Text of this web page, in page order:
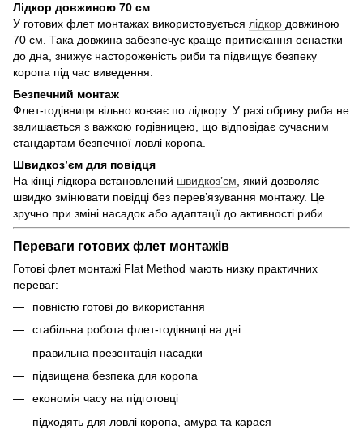
Лідкор довжиною 70 см
У готових флет монтажах використовується лідкор довжиною
70 см. Така довжина забезпечує краще притискання оснастки
до дна, знижує настороженість риби та підвищує безпеку
коропа під час виведення.
Безпечний монтаж
Флет-годівниця вільно ковзає по лідкору. У разі обриву риба не
залишається з важкою годівницею, що відповідає сучасним
стандартам безпечної ловлі коропа.
Швидкоз’єм для повідця
На кінці лідкора встановлений швидкоз’єм , який дозволяє
швидко змінювати повідці без перев’язування монтажу. Це
зручно при зміні насадок або адаптації до активності риби.
Переваги готових флет монтажів
Готові флет монтажі Flat Method мають низку практичних
переваг:
повністю готові до використання
стабільна робота флет-годівниці на дні
правильна презентація насадки
підвищена безпека для коропа
економія часу на підготовці
підходять для ловлі коропа, амура та карася